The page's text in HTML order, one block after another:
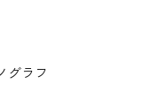
グラフ